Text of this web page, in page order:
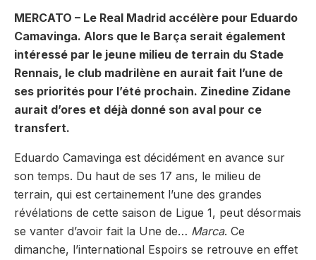
MERCATO – Le Real Madrid accélère pour Eduardo
Camavinga. Alors que le Barça serait également
intéressé par le jeune milieu de terrain du Stade
Rennais, le club madrilène en aurait fait l’une de
ses priorités pour l’été prochain. Zinedine Zidane
aurait d’ores et déjà donné son aval pour ce
transfert.
Eduardo Camavinga est décidément en avance sur
son temps. Du haut de ses 17 ans, le milieu de
terrain, qui est certainement l’une des grandes
révélations de cette saison de Ligue 1, peut désormais
se vanter d’avoir fait la Une de… Marca. Ce
dimanche, l’international Espoirs se retrouve en effet